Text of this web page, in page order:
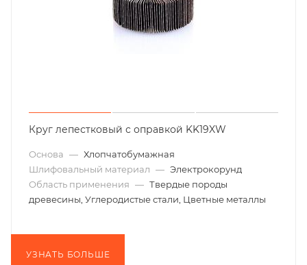
Круг лепестковый с оправкой KK19XW
Основа — Хлопчатобумажная
Шлифовальный материал — Электрокорунд
Область применения — Твердые породы
древесины, Углеродистые стали, Цветные металлы
УЗНАТЬ БОЛЬШЕ